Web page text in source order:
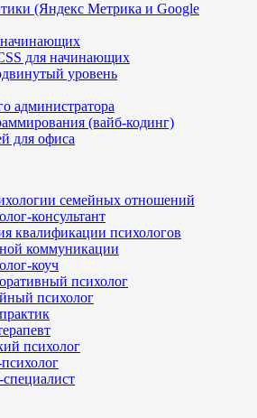
(Яндекс Метрика и Google
для начинающих
уровень
администратора
(вайб-кодинг)
для офиса
семейных отношений
консультант
квалификации психологов
коммуникации
коуч
психолог
психолог
психолог